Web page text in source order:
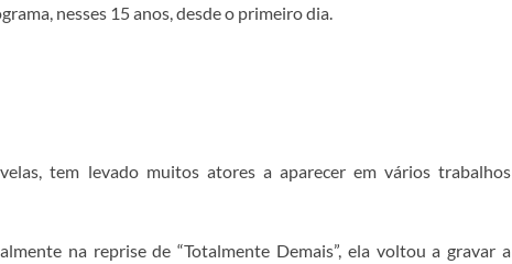
nesses 15 anos, desde o primeiro dia.
tem levado muitos atores a aparecer em vários trabalhos
na reprise de “Totalmente Demais”, ela voltou a gravar a